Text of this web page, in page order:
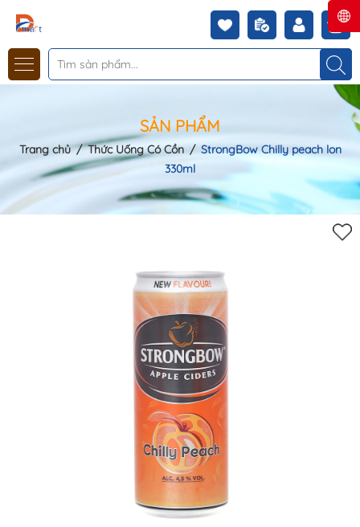
SẢN PHẨM
Trang chủ / Thức Uống Có Cồn / StrongBow Chilly peach lon
330ml